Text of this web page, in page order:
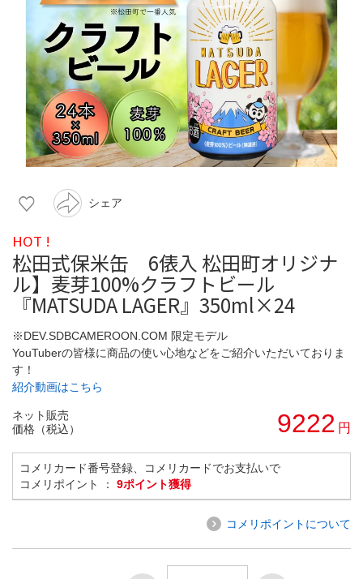
シェア
HOT !
松田式保米缶 6俵入 松田町オリジナ
ル】麦芽100%クラフトビール
『MATSUDA LAGER』350ml×24
※DEV.SDBCAMEROON.COM 限定モデル
YouTuberの皆様に商品の使い心地などをご紹介いただいておりま
す！
紹介動画はこちら
ネット販売
価格（税込）
9222 円
コメリカード番号登録、コメリカードでお支払いで
コメリポイント ： 9ポイント獲得
コメリポイントについて